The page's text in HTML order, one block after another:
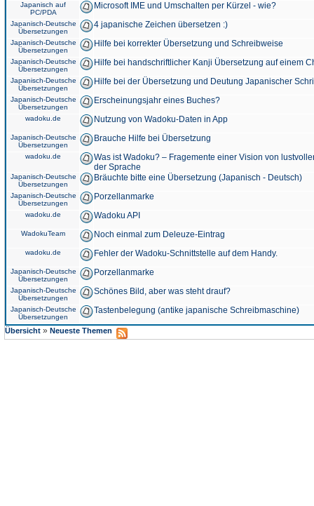
Japanisch auf
PC/PDA
Microsoft IME und Umschalten per Kürzel - wie?
Japanisch-Deutsche
Übersetzungen
4 japanische Zeichen übersetzen :)
Japanisch-Deutsche
Übersetzungen
Hilfe bei korrekter Übersetzung und Schreibweise
Japanisch-Deutsche
Übersetzungen
Hilfe bei handschriftlicher Kanji Übersetzung auf einem
Japanisch-Deutsche
Übersetzungen
Hilfe bei der Übersetzung und Deutung Japanischer
Japanisch-Deutsche
Übersetzungen
Erscheinungsjahr eines Buches?
wadoku.de Nutzung von Wadoku-Daten in App
Japanisch-Deutsche
Übersetzungen
Brauche Hilfe bei Übersetzung
wadoku.de
Was ist Wadoku? – Fragemente einer Vision von
der Sprache
Japanisch-Deutsche
Übersetzungen
Bräuchte bitte eine Übersetzung (Japanisch - Deutsch)
Japanisch-Deutsche
Übersetzungen
Porzellanmarke
wadoku.de Wadoku API
WadokuTeam Noch einmal zum Deleuze-Eintrag
wadoku.de Fehler der Wadoku-Schnittstelle auf dem Handy.
Japanisch-Deutsche
Übersetzungen
Porzellanmarke
Japanisch-Deutsche
Übersetzungen
Schönes Bild, aber was steht drauf?
Japanisch-Deutsche
Übersetzungen
Tastenbelegung (antike japanische Schreibmaschine)
Übersicht » Neueste Themen